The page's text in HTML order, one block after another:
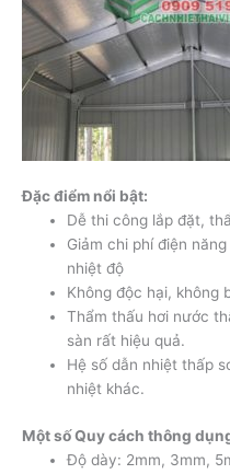
Đặc điểm nổi bật:
Dễ thi công lắp đặt,
Giảm chi phí điện
nhiệt độ
Không độc hại, không
Thẩm thấu hơi nước
sàn rất hiệu quả.
Hệ số dẫn nhiệt thấp
nhiệt khác.
Một số Quy cách thông
Độ dày: 2mm, 3mm,